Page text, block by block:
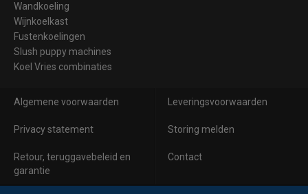
Wandkoeling
Wijnkoelkast
Fustenkoelingen
Slush puppy machines
Koel Vries combinaties
Algemene voorwaarden Leveringsvoorwaarden
Privacy statement Storing melden
Retour, teruggavebeleid en
garantie
Contact